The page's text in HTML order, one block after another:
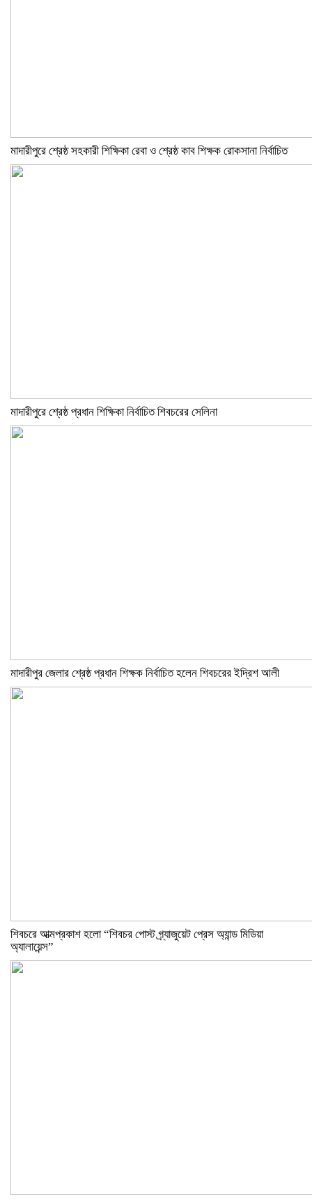
মাদারীপুরে শ্রেষ্ঠ সহকারী শিক্ষিকা রেবা ও শ্রেষ্ঠ কাব শিক্ষক রোকসানা নির্বাচিত
মাদারীপুরে শ্রেষ্ঠ প্রধান শিক্ষিকা নির্বাচিত শিবচরের সেলিনা
মাদারীপুর জেলার শ্রেষ্ঠ প্রধান শিক্ষক নির্বাচিত হলেন শিবচরের ইদ্রিশ আলী
শিবচরে আত্মপ্রকাশ হলো “শিবচর পোস্ট গ্র্যাজুয়েট প্রেস অ্যান্ড মিডিয়া
অ্যালায়েন্স”